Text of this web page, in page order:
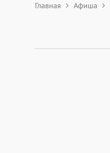
Главная Афиша